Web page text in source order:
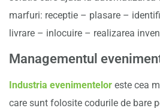
marfuri: receptie – plasare –
livrare – inlocuire – realizarea
Managementul
Industria evenimentelor este cea
care sunt folosite codurile de bare